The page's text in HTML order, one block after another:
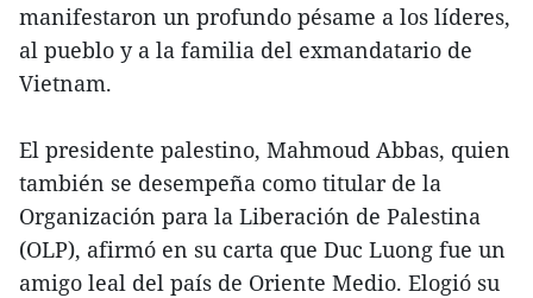
manifestaron un profundo pésame a los líderes,
al pueblo y a la familia del exmandatario de
Vietnam.
El presidente palestino, Mahmoud Abbas, quien
también se desempeña como titular de la
Organización para la Liberación de Palestina
(OLP), afirmó en su carta que Duc Luong fue un
amigo leal del país de Oriente Medio. Elogió su